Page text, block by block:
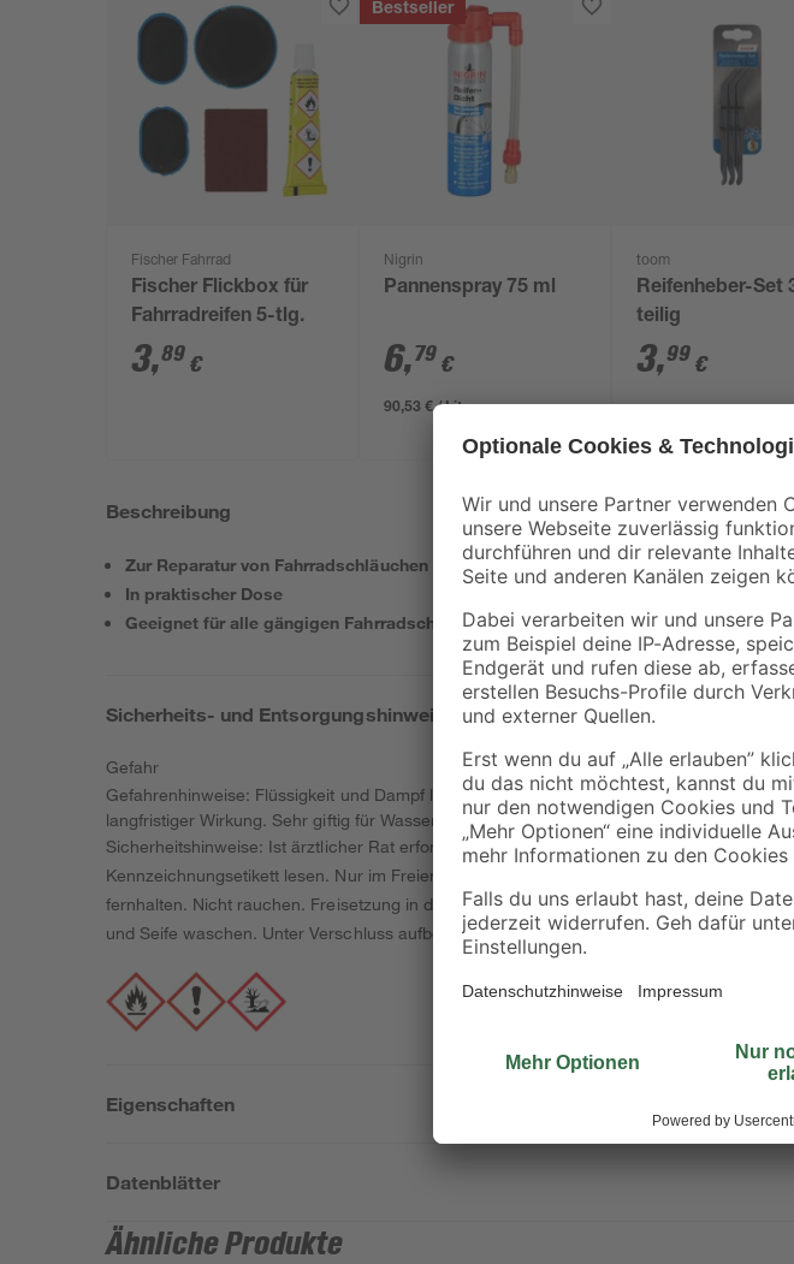
Fischer Fahrrad
Fischer Flickbox für
Fahrradreifen 5-tlg.
3,89 €
Bestseller
Nigrin
Pannenspray 75 ml
6,79 €
90,53 € / Liter
toom
Reifenheber-Set
teilig
3,99 €
Beschreibung
Zur Reparatur von Fahrradschläuchen
In praktischer Dose
Geeignet für alle gängigen Fahrradschläuche
Sicherheits- und Entsorgungshinweise
Gefahr
Gefahrenhinweise: Flüssigkeit und Dampf leicht entzündbar. Verursacht
langfristiger Wirkung. Sehr giftig für Wasserorganismen. Kann bei Verschlucken und
Sicherheitshinweise: Ist ärztlicher Rat erforderlich, Verpackung oder
Kennzeichnungsetikett lesen. Nur im Freien oder in gut belüfteten Räumen verwenden.
fernhalten. Nicht rauchen. Freisetzung in die Umwelt vermeiden. Schutzhandschuhe /
und Seife waschen. Unter Verschluss aufbewahren. Behälter nur völlig restentleert der
Eigenschaften
Datenblätter
Ähnliche Produkte